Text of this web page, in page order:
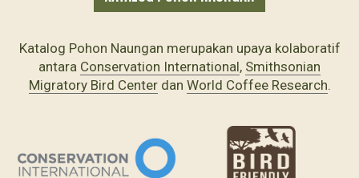
Katalog Pohon Naungan merupakan upaya kolaboratif
antara Conservation International, Smithsonian
Migratory Bird Centerdan World Coffee Research.